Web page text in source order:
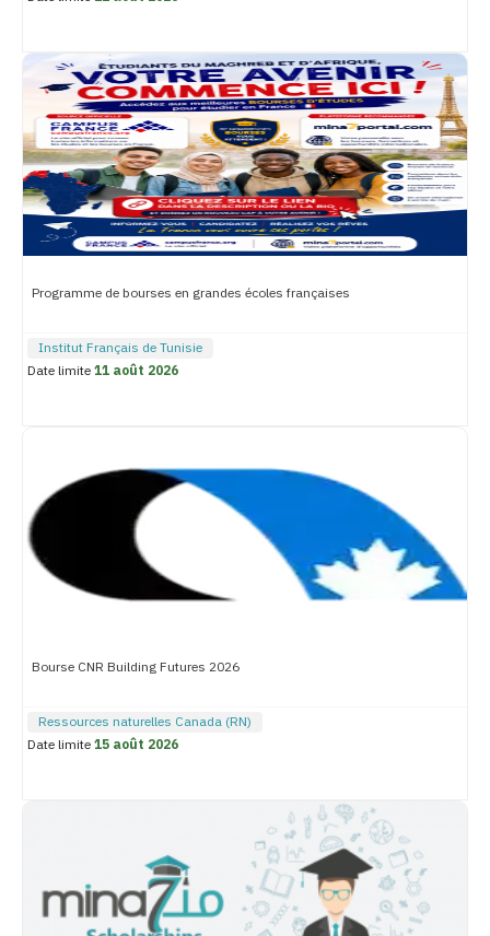
Programme de bourses en grandes écoles françaises
Institut Français de Tunisie
Date limite11 août 2026
Bourse CNR Building Futures 2026
Ressources naturelles Canada (RN)
Date limite15 août 2026